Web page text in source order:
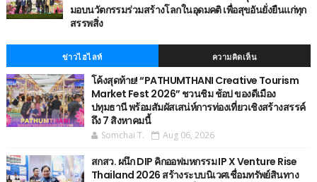
มอบนวัตกรรมร่วมสร้างโลกในอุดมคติ เพื่อสุขอันยั่งยืนแก่ทุก
สรรพสิ่ง
ข่าวไฮไลท์ ความคิดเห็น
โค้งสุดท้าย! “PATHUMTHANI Creative Tourism
Market Fest 2026” ชวนชิม ช้อป ของดีเมือง
ปทุมธานี พร้อมสัมผัสเสน่ห์การท่องเที่ยวเชิงสร้างสรรค์
ถึง 7 สิงหาคมนี้
Somchai T. Aug 06, 2026
สกสว. ผนึก DIP คิกออฟมหกรรม IP X Venture Rise
Thailand 2026 สร้างระบบนิเวศเชื่อมทรัพย์สินทาง